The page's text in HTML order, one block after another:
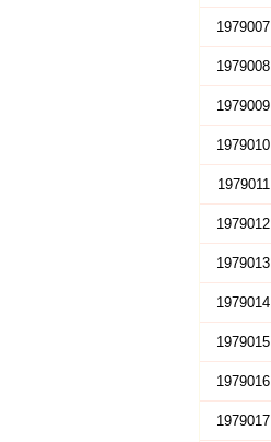
1979007
1979008
1979009
1979010
1979011
1979012
1979013
1979014
1979015
1979016
1979017